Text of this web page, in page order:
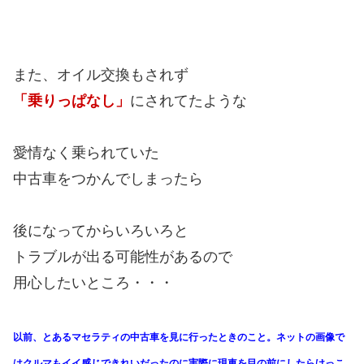
また、オイル交換もされず
「乗りっぱなし」 にされてたような
愛情なく乗られていた
中古車をつかんでしまったら
後になってからいろいろと
トラブルが出る可能性があるので
用心したいところ・・・
以前、とあるマセラティの中古車を見に行ったときのこと。ネットの画像で